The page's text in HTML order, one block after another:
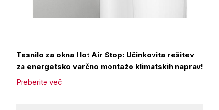
Tesnilo za okna Hot Air Stop: Učinkovita rešitev
za energetsko varčno montažo klimatskih naprav!
Preberite več